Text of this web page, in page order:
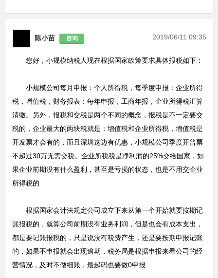
陈小苗 咨询 2019/06/11 09:35
您好，小规模纳税人现在根据国家政策要求具体报税如下：
小规模公司每月申报：个人所得税，每季度申报：企业所得
税，增值税，财务报表：每年申报，工商年报，企业所得税汇算
清缴。另外，报税和交税是两个不同的概念，报税是不一定要交
税的，企业最大的两块税就是：增值税和企业所得税，增值税是
开发票才会有的，而且深圳这边有优惠，小规模公司季度开普票
不超过30万无需交税。企业所税税是净利润的25%交给国家，如
果企业前期没有什么盈利，甚至是亏损的状态，也是不用交企业
所得税的
根据国家会计法规定公司成立下来从第一个开始就要按期记
账报税的，就算公司前期没有业务利润，但是也会有成本支出，
都是要记账报税的，只是说没有税费产生，还是要按期申报记账
的，如果不申报就会出现逾期，税务局是根据申报来看公司的经
营情况，及时不做细账，最起码也要做0申报